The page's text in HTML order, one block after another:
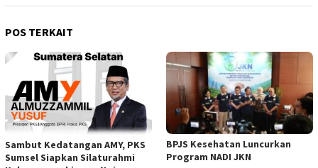
POS TERKAIT
Sambut Kedatangan AMY, PKS
Sumsel Siapkan Silaturahmi
BPJS Kesehatan Luncurkan
Program NADI JKN